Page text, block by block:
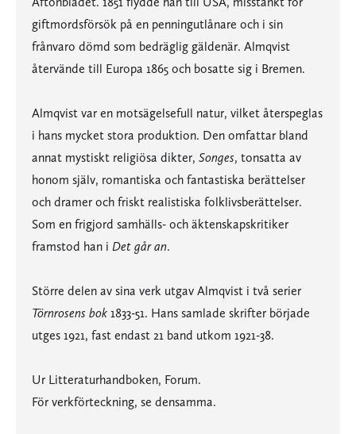
giftmordsförsök på en penningutlånare och i sin
frånvaro dömd som bedräglig gäldenär. Almqvist
återvände till Europa 1865 och bosatte sig i Bremen.
Almqvist var en motsägelsefull natur, vilket återspeglas
i hans mycket stora produktion. Den omfattar bland
annat mystiskt religiösa dikter, Songes, tonsatta av
honom själv, romantiska och fantastiska berättelser
och dramer och friskt realistiska folklivsberättelser.
Som en frigjord samhälls- och äktenskapskritiker
framstod han i Det går an.
Större delen av sina verk utgav Almqvist i två serier
Törnrosens bok 1833-51. Hans samlade skrifter började
utges 1921, fast endast 21 band utkom 1921-38.
Ur Litteraturhandboken, Forum.
För verkförteckning, se densamma.